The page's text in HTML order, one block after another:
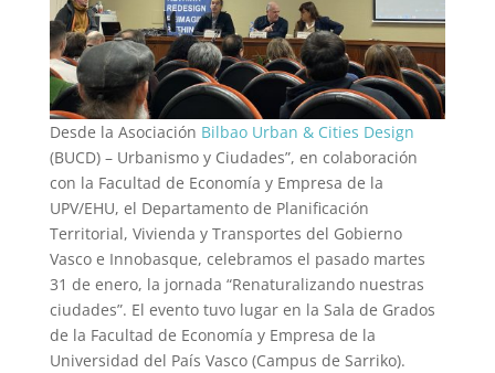
Desde la Asociación Bilbao Urban & Cities Design
(BUCD) – Urbanismo y Ciudades”, en colaboración
con la Facultad de Economía y Empresa de la
UPV/EHU, el Departamento de Planificación
Territorial, Vivienda y Transportes del Gobierno
Vasco e Innobasque, celebramos el pasado martes
31 de enero, la jornada “Renaturalizando nuestras
ciudades”. El evento tuvo lugar en la Sala de Grados
de la Facultad de Economía y Empresa de la
Universidad del País Vasco (Campus de Sarriko).